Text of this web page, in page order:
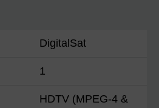
DigitalSat
1
HDTV (MPEG-4 &